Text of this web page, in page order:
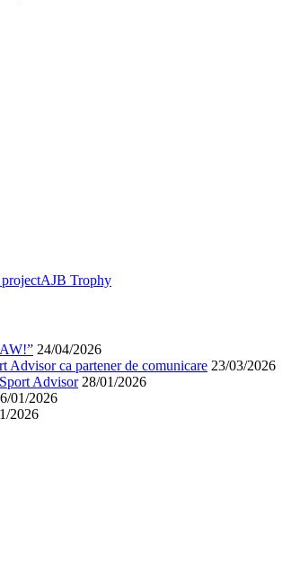
AJB Trophy
24/04/2026
Advisor ca partener de comunicare 23/03/2026
Advisor 28/01/2026
01/2026
2026